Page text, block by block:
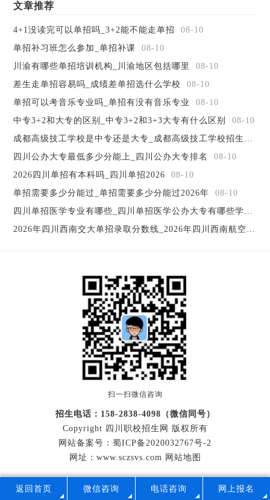
地。
师资队伍与教学条件：学院现有教职工369人，其中专任
师、市级学术与技术带头人和科技拔尖人才、市级教学名
师，形成了专兼结合、素质优良的教师队伍。其中高、中级
专业技术职务教师占专任教师总数的60%，并从著名IT企
业、科研院所和重点大学聘请了60多名兼职教授，承担了多
以上，就是我为同学们整理的关于四川信息职业技术学院
五年制大专的招生计划人数，学校目前针对初中毕业的同学
专业还是比较少的，同学们可以参考看看有没有自己喜欢的
专业，为之后的选择学校做准备。基本上专业都维持在一个
?
文章推荐
4+1没读完可以单招吗_3+2能不能走单招
08-10
单招补习班怎么参加_单招补课
08-10
川渝有哪些单招培训机构_川渝地区包括哪里
08-10
差生走单招容易吗_成绩差单招选什么学校
08-10
单招可以考音乐专业吗_单招有没有音乐专业
08-10
中专3+2和大专的区别_中专3+2和3+3大专有什么区别
08-10
成都高级技工学校是中专还是大专_成都高级技工学校招生简章
四川公办大专最低多少分能上_四川公办大专排名
08-10
2026四川单招有本科吗_四川单招2026
08-10
单招需要多少分能过_单招需要多少分能过2026年
08-10
四川单招医学专业有哪些_四川单招医学公办大专有哪些学校
2026年四川西南交大单招录取分数线_2026年四川西南航空职业学院寒假放假
扫一扫微信咨询
招生电话：158-2838-4098（微信同号）
Copyright 四川职校招生网 版权所有
网站备案号： 蜀ICP备2020032767号-2
网址：www.sczsvs.com 网站地图
返回首页 微信咨询 电话咨询 网上报名